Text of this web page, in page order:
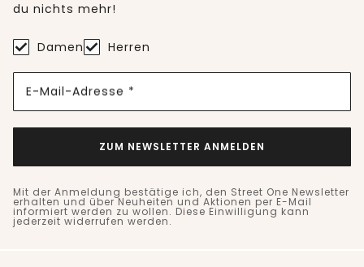
du nichts mehr!
Damen Herren
E-Mail-Adresse *
ZUM NEWSLETTER ANMELDEN
Mit der Anmeldung bestätige ich, den Street One Newsletter
erhalten und über Neuheiten und Aktionen per E-Mail
informiert werden zu wollen. Diese Einwilligung kann
jederzeit widerrufen werden.